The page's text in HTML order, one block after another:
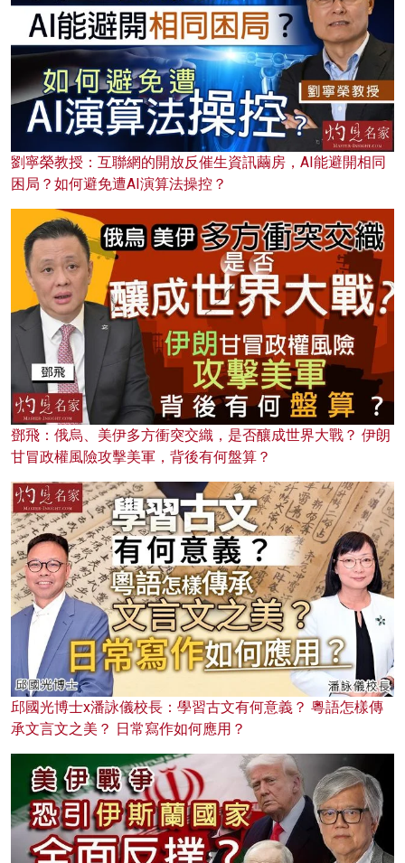
劉寧榮教授：互聯網的開放反催生資訊繭房，AI能避開相同
困局？如何避免遭AI演算法操控？
鄧飛：俄烏、美伊多方衝突交織，是否釀成世界大戰？ 伊朗
甘冒政權風險攻擊美軍，背後有何盤算？
邱國光博士x潘詠儀校長：學習古文有何意義？ 粵語怎樣傳
承文言文之美？ 日常寫作如何應用？